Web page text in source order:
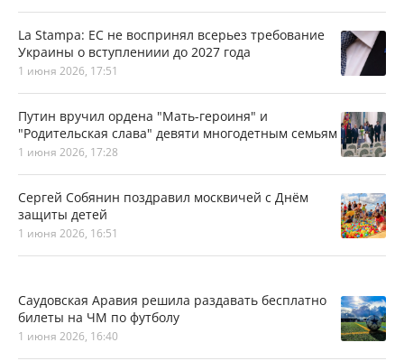
La Stampa: ЕС не воспринял всерьез требование
Украины о вступлениии до 2027 года
1 июня 2026, 17:51
Путин вручил ордена "Мать-героиня" и
"Родительская слава" девяти многодетным семьям
1 июня 2026, 17:28
Сергей Собянин поздравил москвичей с Днём
защиты детей
1 июня 2026, 16:51
Саудовская Аравия решила раздавать бесплатно
билеты на ЧМ по футболу
1 июня 2026, 16:40